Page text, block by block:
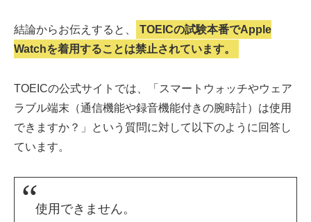
結論からお伝えすると、
TOEICの試験本番でApple
Watchを着用することは禁止されています。
TOEICの公式サイトでは、「スマートウォッチやウェア
ラブル端末（通信機能や録音機能付きの腕時計）は使用
できますか？」という質問に対して以下のように回答し
ています。
使用できません。